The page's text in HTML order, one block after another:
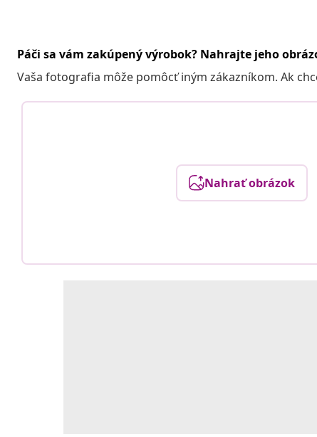
Páči sa vám zakúpený výrobok? Nahrajte jeho
Vaša fotografia môže pomôcť iným zákazníkom. Ak
Nahrať obrázok